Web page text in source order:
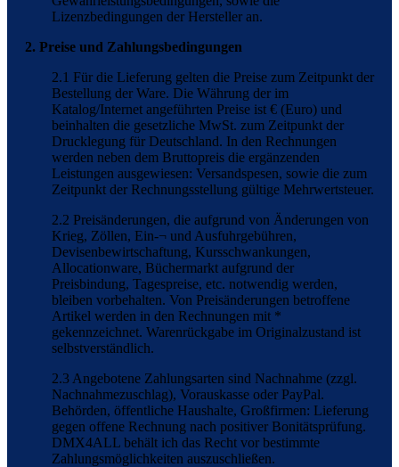
Lizenzbedingungen der Hersteller an.
2. Preise und Zahlungsbedingungen
2.1 Für die Lieferung gelten die Preise zum Zeitpunkt der
Bestellung der Ware. Die Währung der im
Katalog/Internet angeführten Preise ist € (Euro) und
beinhalten die gesetzliche MwSt. zum Zeitpunkt der
Drucklegung für Deutschland. In den Rechnungen
werden neben dem Bruttopreis die ergänzenden
Leistungen ausgewiesen: Versandspesen, sowie die zum
Zeitpunkt der Rechnungsstellung gültige Mehrwertsteuer.
2.2 Preisänderungen, die aufgrund von Änderungen von
Krieg, Zöllen, Ein-¬ und Ausfuhrgebühren,
Devisenbewirtschaftung, Kursschwankungen,
Allocationware, Büchermarkt aufgrund der
Preisbindung, Tagespreise, etc. notwendig werden,
bleiben vorbehalten. Von Preisänderungen betroffene
Artikel werden in den Rechnungen mit *
gekennzeichnet. Warenrückgabe im Originalzustand ist
selbstverständlich.
2.3 Angebotene Zahlungsarten sind Nachnahme (zzgl.
Nachnahmezuschlag), Vorauskasse oder PayPal.
Behörden, öffentliche Haushalte, Großfirmen: Lieferung
gegen offene Rechnung nach positiver Bonitätsprüfung.
DMX4ALL behält ich das Recht vor bestimmte
Zahlungsmöglichkeiten auszuschließen.